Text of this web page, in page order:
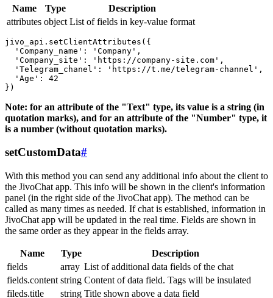
Name Type
Description
attributes object List of fields in key-value format
jivo_api.setClientAttributes({
  'Company_name': 'Company',
  'Company_site': 'https://company-site.com',
  'Telegram_chanel': 'https://t.me/telegram-channel',
  'Age': 42
Note: for an attribute of the "Text" type, its value is a string (in
quotation marks), and for an attribute of the "Number" type, it
is a number (without quotation marks).
setCustomData#
With this method you can send any additional info about the client to
the JivoChat app. This info will be shown in the client's information
panel (in the right side of the JivoChat app). The method can be
called as many times as needed. If chat is established, information in
JivoChat app will be updated in the real time. Fields are shown in
the same order as they appear in the fields array.
Name Type
Description
fields
array List of additional data fields of the chat
fields.content string Content of data field. Tags will be insulated
fileds.title
string Title shown above a data field